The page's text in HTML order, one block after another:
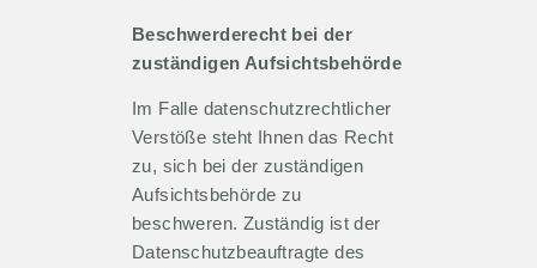
Beschwerderecht bei der
zuständigen Aufsichtsbehörde
Im Falle datenschutzrechtlicher
Verstöße steht Ihnen das Recht
zu, sich bei der zuständigen
Aufsichtsbehörde zu
beschweren. Zuständig ist der
Datenschutzbeauftragte des